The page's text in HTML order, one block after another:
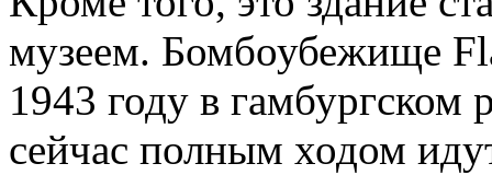
музеем. Бомбоубежище
1943 году в гамбургском
сейчас полным ходом